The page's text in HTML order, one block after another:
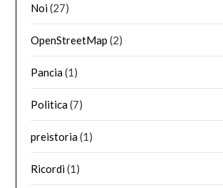
Noi(27)
OpenStreetMap (2)
Pancia(1)
Politica(7)
preistoria(1)
Ricordi(1)